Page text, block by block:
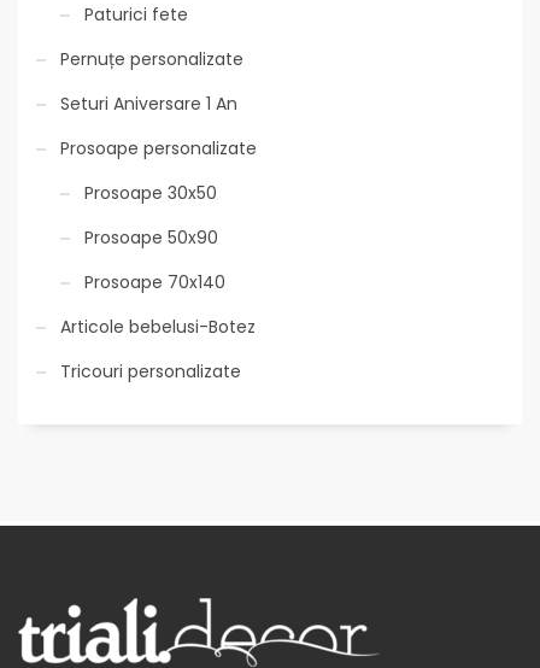
Paturici fete
Pernuțe personalizate
Seturi Aniversare 1 An
Prosoape personalizate
Prosoape 30x50
Prosoape 50x90
Prosoape 70x140
Articole bebelusi-Botez
Tricouri personalizate